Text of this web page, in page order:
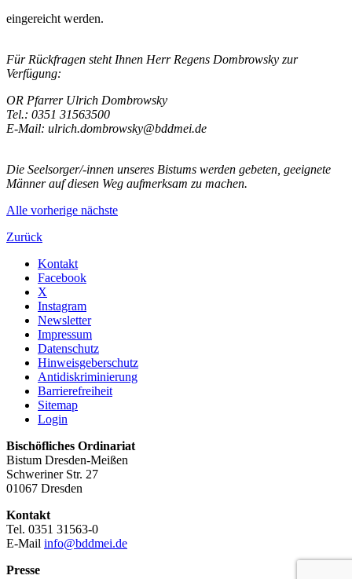
eingereicht werden.
Für Rückfragen steht Ihnen Herr Regens Dombrowsky zur
Verfügung:
OR Pfarrer Ulrich Dombrowsky
Tel.: 0351 31563500
E-Mail: ulrich.dombrowsky@bddmei.de
Die Seelsorger/-innen unseres Bistums werden gebeten, geeignete
Männer auf diesen Weg aufmerksam zu machen.
Alle vorherige nächste
Zurück
Kontakt
Facebook
X
Instagram
Newsletter
Impressum
Datenschutz
Hinweisgeberschutz
Antidiskriminierung
Barrierefreiheit
Sitemap
Login
Bischöfliches Ordinariat
Bistum Dresden-Meißen
Schweriner Str. 27
01067 Dresden
Kontakt
Tel. 0351 31563-0
E-Mail info@bddmei.de
Presse